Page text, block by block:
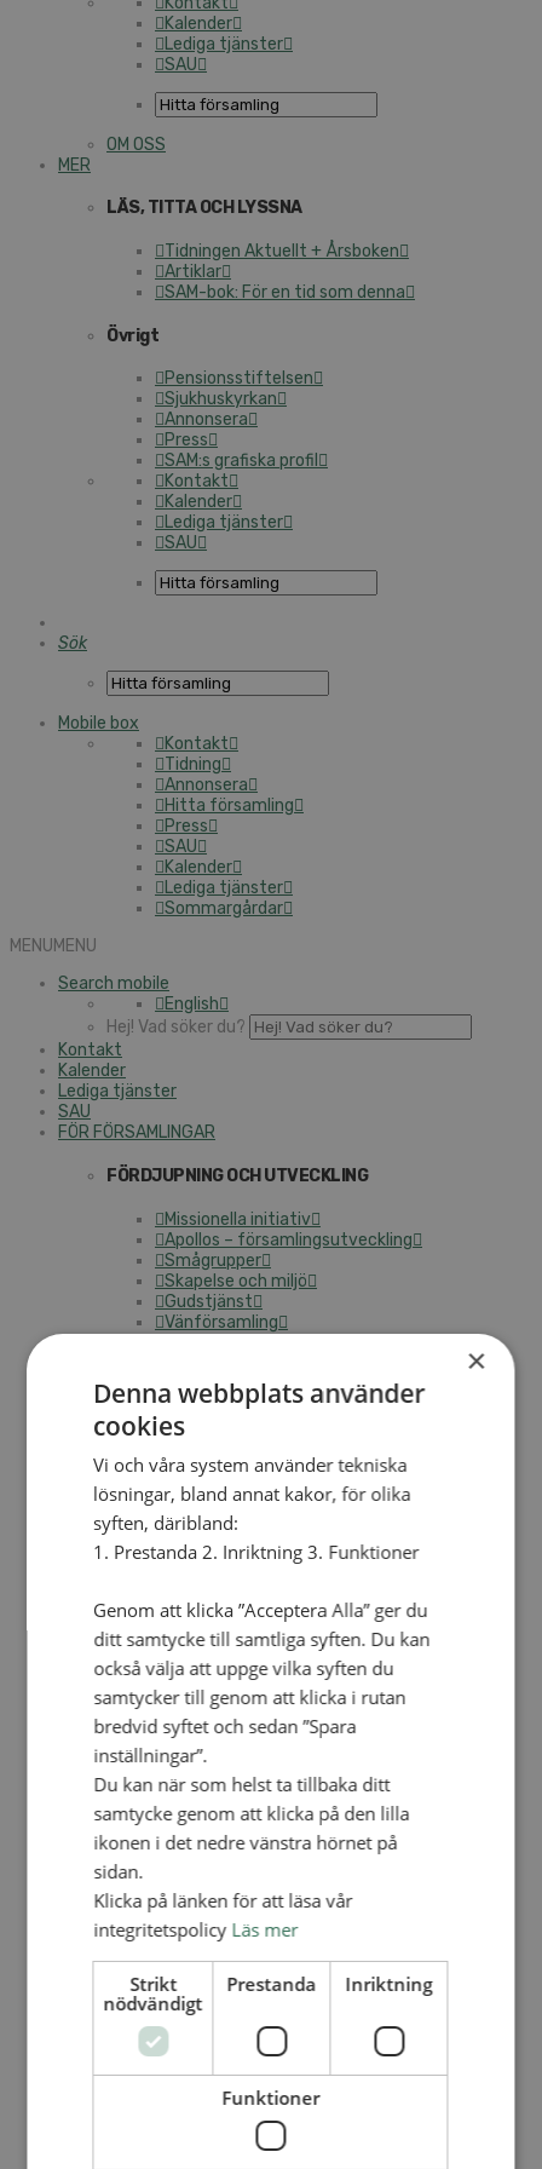
Kalender
Lediga tjänster
SAU
OM OSS
MER
LÄS, TITTA OCH LYSSNA
Tidningen Aktuellt + Årsboken
Artiklar
SAM-bok: För en tid som denna
Övrigt
Pensionsstiftelsen
Sjukhuskyrkan
Annonsera
Press
SAM:s grafiska profil
Kontakt
Kalender
Lediga tjänster
SAU
Sök
Mobile box
Kontakt
Tidning
Annonsera
Hitta församling
Press
SAU
Kalender
Lediga tjänster
Sommargårdar
MENUMENU
Search mobile
English
Hej! Vad söker du?
Kontakt
Kalender
Lediga tjänster
SAU
FÖR FÖRSAMLINGAR
FÖRDJUPNING OCH UTVECKLING
Missionella initiativ
Apollos – församlingsutveckling
Smågrupper
Skapelse och miljö
Gudstjänst
Vänförsamling
Missionsinspiratörens verktygslåda
PRAKTISKT
Materialbank
Redovisning och lönehantering
Kyrkoavgiften
LOGGA IN
Medlemsregister (NGOPRO)
Personalförsäkringar
SAMP – personalförbundet
Kontakt
Kalender
Lediga tjänster
SAU
FÖR FÖRSAMLINGAR
VAD VI GÖR
VAD VI GÖR
Våra arbeten
Här finns vi
Nationellt
Nationella avdelningen
Nationella arbetsområden
Våra pionjära satsningar
Engagera dig nationellt
Ekumeniska året 2025
×
Denna webbplats använder
cookies
Vi och våra system använder tekniska
lösningar, bland annat kakor, för olika
syften, däribland:
1. Prestanda 2. Inriktning 3. Funktioner
Genom att klicka ”Acceptera Alla” ger du
ditt samtycke till samtliga syften. Du kan
också välja att uppge vilka syften du
samtycker till genom att klicka i rutan
bredvid syftet och sedan ”Spara
inställningar”.
Du kan när som helst ta tillbaka ditt
samtycke genom att klicka på den lilla
ikonen i det nedre vänstra hörnet på
sidan.
Klicka på länken för att läsa vår
integritetspolicy Läs mer
Strikt
nödvändigt
Prestanda Inriktning
Funktioner